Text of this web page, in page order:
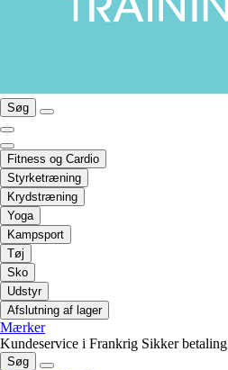
Søg
Fitness og Cardio
Styrketræning
Krydstræning
Yoga
Kampsport
Tøj
Sko
Udstyr
Afslutning af lager
Mærker
Kundeservice i Frankrig Sikker betaling
Søg